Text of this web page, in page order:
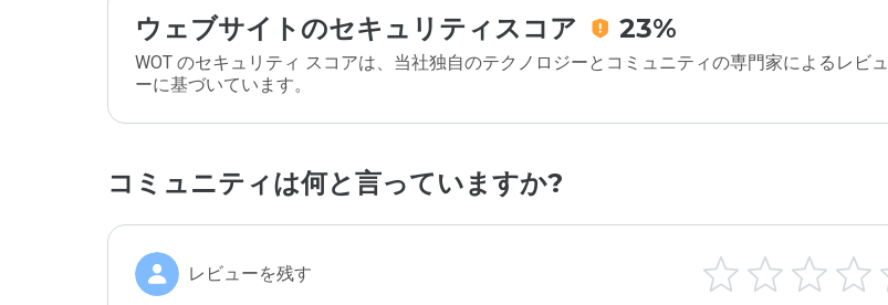
ウェブサイトのセキュリティスコア 23%
WOT のセキュリティ スコアは、当社独自のテクノロジーとコミュニティの専門家によるレビュ
ーに基づいています。
コミュニティは何と言っていますか?
レビューを残す